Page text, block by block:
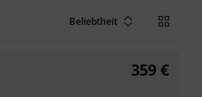
Beliebtheit
359 €